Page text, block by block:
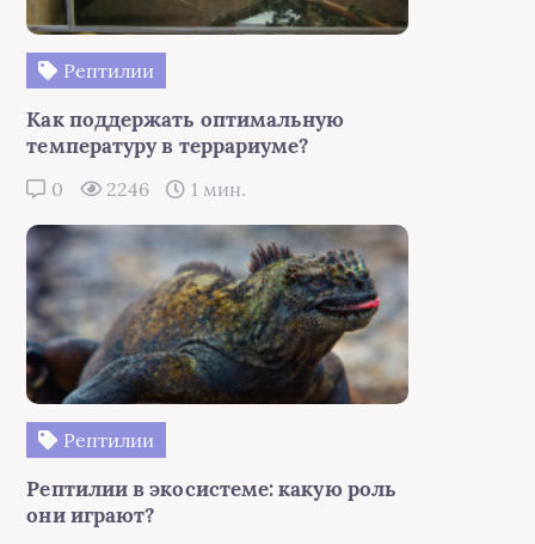
Рептилии
Как поддержать оптимальную
температуру в террариуме?
0 2246 1 мин.
Рептилии
Рептилии в экосистеме: какую роль
они играют?